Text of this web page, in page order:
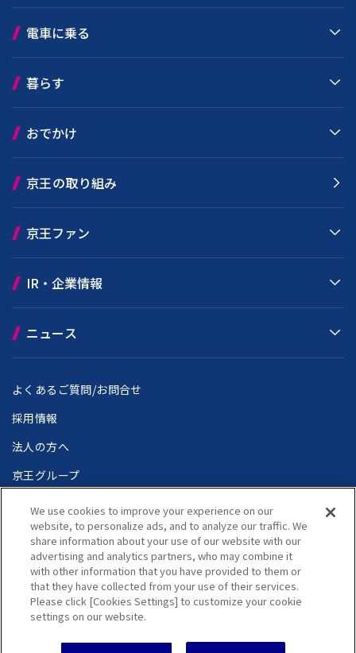
チケットを購入
電車に乗る
暮らす
おでかけ
京王の取り組み
京王ファン
IR・企業情報
ニュース
よくあるご質問/お問合せ
採用情報
法人の方へ
京王グループ
個人情報保護方針ウェブアクセシビリティ方針
サイトのご利用にあたってサイトマップ
Language
Copyright(C) Keio Corporation All rights reserved.
We use cookies to improve your experience on our
website, to personalize ads, and to analyze our traffic. We
share information about your use of our website with our
advertising and analytics partners, who may combine it
with other information that you have provided to them or
that they have collected from your use of their services.
Please click [Cookies Settings] to customize your cookie
settings on our website.